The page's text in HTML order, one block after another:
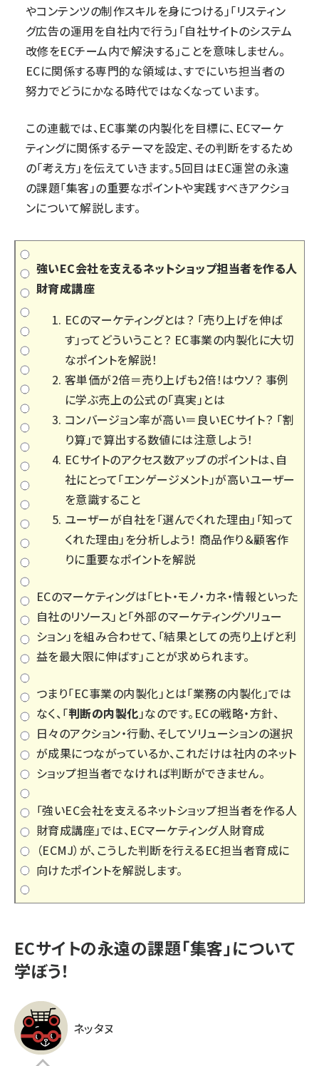
やコンテンツの制作スキルを身につける」「リスティン
グ広告の運用を自社内で行う」「自社サイトのシステム
改修をECチーム内で解決する」ことを意味しません。
ECに関係する専門的な領域は、すでにいち担当者の
努力でどうにかなる時代ではなくなっています。
この連載では、EC事業の内製化を目標に、ECマーケ
ティングに関係するテーマを設定、その判断をするため
の「考え方」を伝えていきます。5回目はEC運営の永遠
の課題「集客」の重要なポイントや実践すべきアクショ
ンについて解説します。
強いEC会社を支えるネットショップ担当者を作る人
財育成講座
ECのマーケティングとは？ 「売り上げを伸ば
す」ってどういうこと？ EC事業の内製化に大切
なポイントを解説！
客単価が2倍＝売り上げも2倍！はウソ？ 事例
に学ぶ売上の公式の「真実」とは
コンバージョン率が高い＝良いECサイト？ 「割
り算」で算出する数値には注意しよう！
ECサイトのアクセス数アップのポイントは、自
社にとって「エンゲージメント」が高いユーザー
を意識すること
ユーザーが自社を「選んでくれた理由」「知って
くれた理由」を分析しよう！ 商品作り＆顧客作
りに重要なポイントを解説
ECのマーケティングは「ヒト・モノ・カネ・情報といった
自社のリソース」と「外部のマーケティングソリュー
ション」を組み合わせて、「結果としての売り上げと利
益を最大限に伸ばす」ことが求められます。
つまり「EC事業の内製化」とは「業務の内製化」では
なく、「判断の内製化」なのです。ECの戦略・方針、
日々のアクション・行動、そしてソリューションの選択
が成果につながっているか、これだけは社内のネット
ショップ担当者でなければ判断ができません。
「強いEC会社を支えるネットショップ担当者を作る人
財育成講座」では、ECマーケティング人財育成
（ECMJ）が、こうした判断を行えるEC担当者育成に
向けたポイントを解説します。
ECサイトの永遠の課題「集客」について
学ぼう！
ネッタヌ